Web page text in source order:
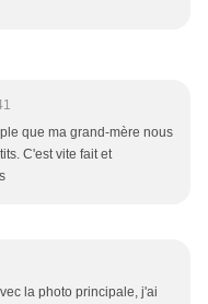
que ma grand-mère nous
C'est vite fait et
la photo principale, j'ai